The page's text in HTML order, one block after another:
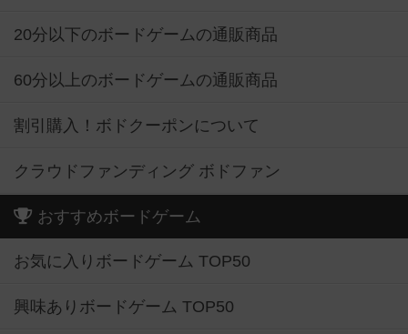
20分以下のボードゲームの通販商品
60分以上のボードゲームの通販商品
割引購入！ボドクーポンについて
クラウドファンディング ボドファン
おすすめボードゲーム
お気に入りボードゲーム TOP50
興味ありボードゲーム TOP50